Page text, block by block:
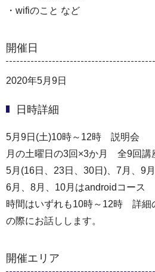
・wifiのこと など
開催日
2020年5月9日
日時詳細
5月9日(土)10時～12時 説明会
月の土曜日の3回×3か月 全9回
5月(16日、23日、30日)、7月、9
6月、8月、10月はandroidコース
時間はいずれも10時～12時 詳細
の際にお話しします。
開催エリア